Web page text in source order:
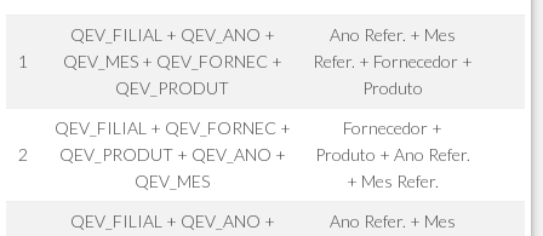
1
QEV_FILIAL + QEV_ANO +
QEV_MES + QEV_FORNEC +
QEV_PRODUT
Ano Refer. + Mes
Refer. + Fornecedor +
Produto
2
QEV_FILIAL + QEV_FORNEC +
QEV_PRODUT + QEV_ANO +
QEV_MES
Fornecedor +
Produto + Ano Refer.
+ Mes Refer.
QEV_FILIAL + QEV_ANO +
Ano Refer. + Mes